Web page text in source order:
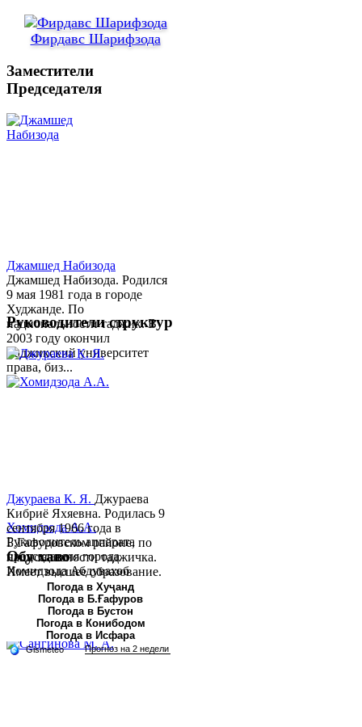
Фирдавс Шарифзода
Заместители
Председателя
Джамшед Набизода
Джамшед Набизода. Родился
9 мая 1981 года в городе
Худжанде. По
национальности таджик. В
2003 году окончил
Таджикский университет
права, биз...
Хомидзода А.А.
Руководитель аппарата
председателя города
Хомидзода Абдувахоб
Абдумаджид родился 8
июня 1978 года в городе
Худжанде. По
национальности...
Руководители структур
Джураева К. Я. Джураева
Кибриё Яхяевна. Родилась 9
сентября 1966 года в
Б.Гафуровском районе, по
национальности таджичка.
Имеет высшее образование.
В 1997 ...
Обу хаво
Погода в Хуҷанд
Погода в Б.Ғафуров
Погода в Бустон
Погода в Конибодом
Погода в Исфара